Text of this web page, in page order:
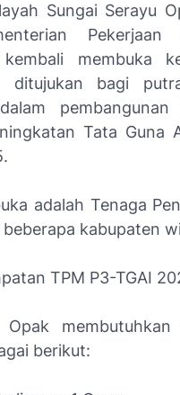
Sungai Serayu
kembali
ditujukan bagi
Tata Guna
adalah Tenaga
kabupaten
TPM P3-TGAI
Opak
berikut: